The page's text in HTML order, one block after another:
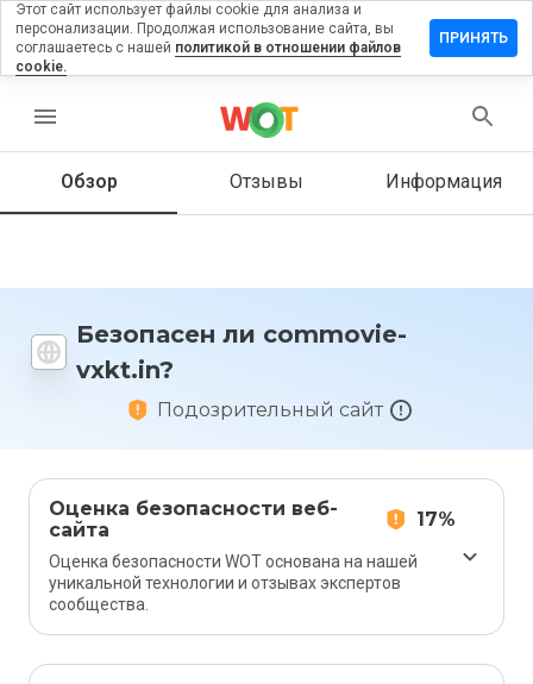
menu
Обзор Отзывы Информация
Безопасен ли commovie-
vxkt.in?
Подозрительный сайт
Оценка безопасности веб-
сайта
17%
Оценка безопасности WOT основана на нашей
уникальной технологии и отзывах экспертов
сообщества.
на
оценили
сайт от
1 до 5?
Этот сайт использует файлы cookie для анализа и
персонализации. Продолжая использование сайта, вы
соглашаетесь с нашей политикой в отношении файлов
cookie.
ПРИНЯТЬ